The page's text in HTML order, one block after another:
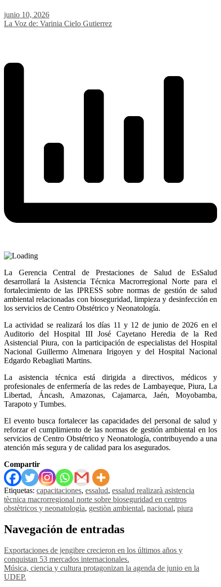
junio 10, 2026
La Voz de: Varinia Cielo Gutierrez
La Gerencia Central de Prestaciones de Salud de EsSalud
desarrollará la Asistencia Técnica Macrorregional Norte para el
fortalecimiento de las IPRESS sobre normas de gestión de salud
ambiental relacionadas con bioseguridad, limpieza y desinfección en
los servicios de Centro Obstétrico y Neonatología.
La actividad se realizará los días 11 y 12 de junio de 2026 en el
Auditorio del Hospital III José Cayetano Heredia de la Red
Asistencial Piura, con la participación de especialistas del Hospital
Nacional Guillermo Almenara Irigoyen y del Hospital Nacional
Edgardo Rebagliati Martins.
La asistencia técnica está dirigida a directivos, médicos y
profesionales de enfermería de las redes de Lambayeque, Piura, La
Libertad, Áncash, Amazonas, Cajamarca, Jaén, Moyobamba,
Tarapoto y Tumbes.
El evento busca fortalecer las capacidades del personal de salud y
reforzar el cumplimiento de las normas de gestión ambiental en los
servicios de Centro Obstétrico y Neonatología, contribuyendo a una
atención más segura y de calidad para los asegurados.
Compartir
Etiquetas: capacitaciones, essalud, essalud realizarà asistencia
tècnica macrorregional norte sobre bioseguridad en centros
obstètricos y neonatologìa, gestiòn ambiental, nacional, piura
Navegación de entradas
Exportaciones de jengibre crecieron en los últimos años y
conquistan 53 mercados internacionales.
Música, ciencia y cultura protagonizan la agenda de junio en la
UDEP.